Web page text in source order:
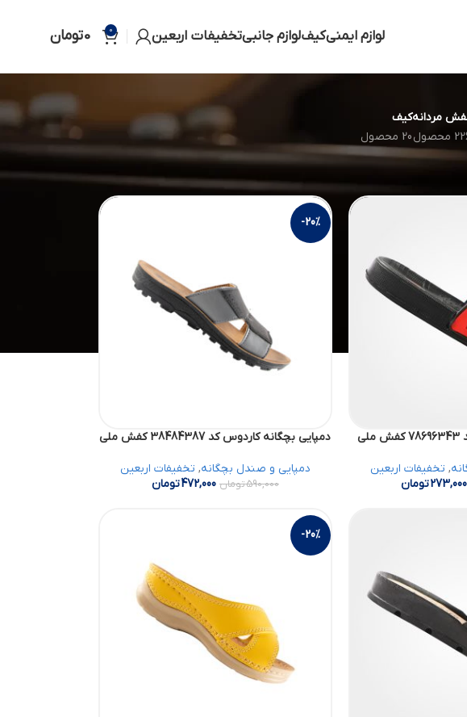
لوازم ایمنیکیفلوازم جانبیتخفیفات اربعین 0
0تومان
مردانه
محصول
کیف
20 محصول
نمایش 18
24
, تخفیفات اربعین
273,000تومان
-20%
دمپایی بچگانه کاردوس کد 38484387 کفش ملی
دمپایی و صندل بچگانه, تخفیفات اربعین
590,000تومان 472,000تومان
-20%